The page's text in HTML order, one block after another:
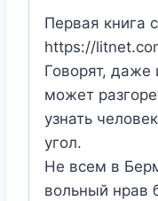
Первая книга
https://
Говорят, даже
может
узнать
угол.
Не всем в
вольный нрав